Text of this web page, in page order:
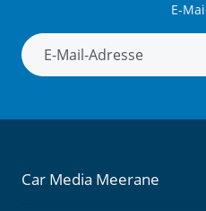
E-
Car Media Meerane